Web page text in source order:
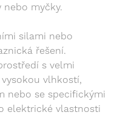
myčky.
silami nebo
řešení.
s velmi
vlhkostí,
nebo se specifickými
elektrické vlastnosti